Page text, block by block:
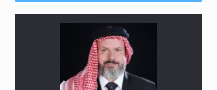
حفل توزيع الشهادات في الجامعة الأحمدية بنيجيريا لعام